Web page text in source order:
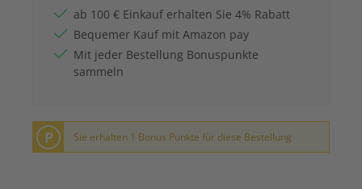
ab 100 € Einkauf erhalten Sie 4% Rabatt
Bequemer Kauf mit Amazon pay
Mit jeder Bestellung Bonuspunkte
sammeln
P Sie erhalten 1 Bonus Punkte für diese Bestellung